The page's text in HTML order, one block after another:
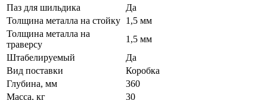
Паз для шильдика
Да
Толщина металла на стойку 1,5 мм
Толщина металла на
траверсу
1,5 мм
Штабелируемый
Да
Вид поставки
Коробка
Глубина, мм
360
Масса, кг
30